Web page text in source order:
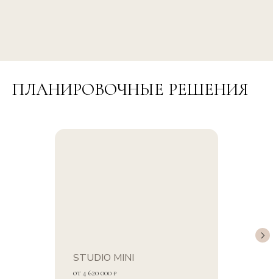
ПЛАНИРОВОЧНЫЕ РЕШЕНИЯ
STUDIO MINI
от 4 620 000 ₽